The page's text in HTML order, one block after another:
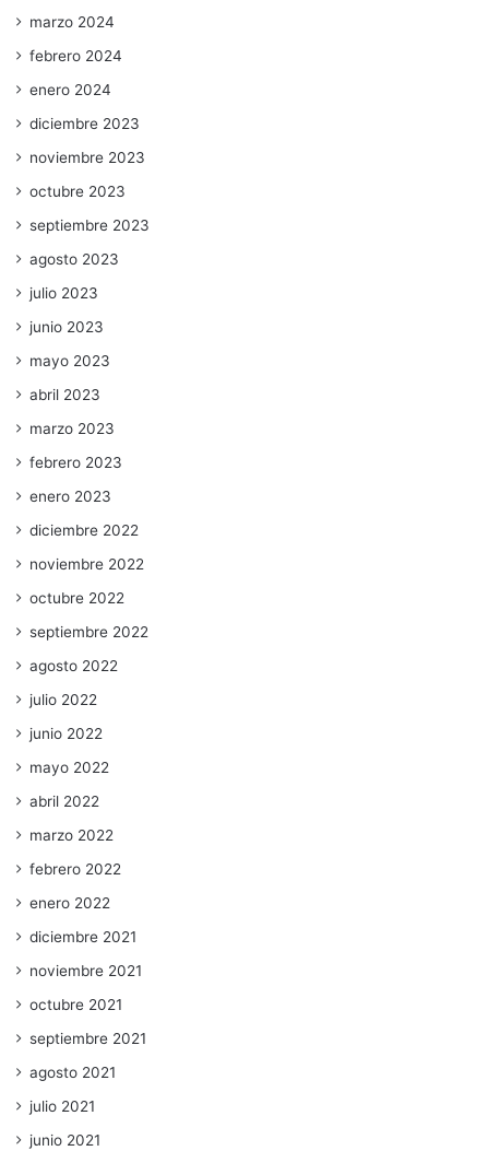
marzo 2024
febrero 2024
enero 2024
diciembre 2023
noviembre 2023
octubre 2023
septiembre 2023
agosto 2023
julio 2023
junio 2023
mayo 2023
abril 2023
marzo 2023
febrero 2023
enero 2023
diciembre 2022
noviembre 2022
octubre 2022
septiembre 2022
agosto 2022
julio 2022
junio 2022
mayo 2022
abril 2022
marzo 2022
febrero 2022
enero 2022
diciembre 2021
noviembre 2021
octubre 2021
septiembre 2021
agosto 2021
julio 2021
junio 2021